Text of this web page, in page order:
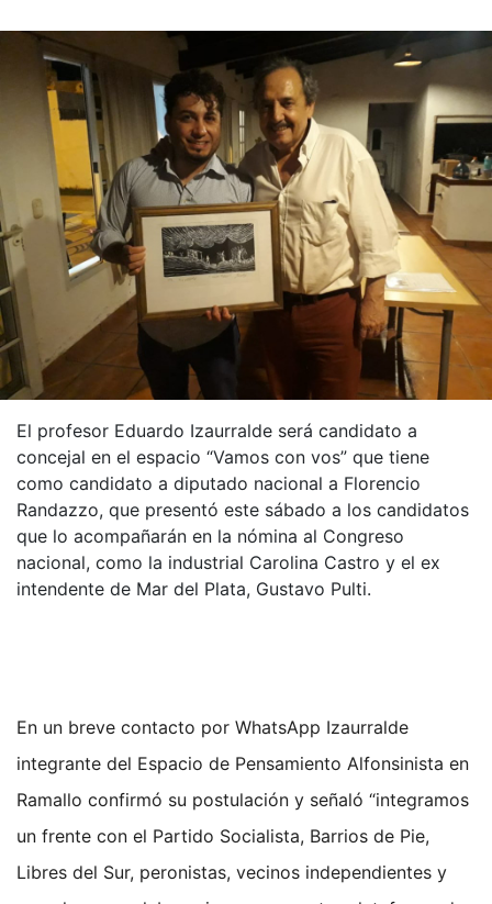
El profesor Eduardo Izaurralde será candidato a
concejal en el espacio “Vamos con vos” que tiene
como candidato a diputado nacional a Florencio
Randazzo, que presentó este sábado a los candidatos
que lo acompañarán en la nómina al Congreso
nacional, como la industrial Carolina Castro y el ex
intendente de Mar del Plata, Gustavo Pulti.
En un breve contacto por WhatsApp Izaurralde
integrante del Espacio de Pensamiento Alfonsinista en
Ramallo confirmó su postulación y señaló “integramos
un frente con el Partido Socialista, Barrios de Pie,
Libres del Sur, peronistas, vecinos independientes y